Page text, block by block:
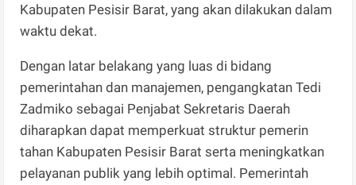
Kabupaten Pesisir Barat, yang akan dilakukan dalam
waktu dekat.
Dengan latar belakang yang luas di bidang
pemerintahan dan manajemen, pengangkatan Tedi
Zadmiko sebagai Penjabat Sekretaris Daerah
diharapkan dapat memperkuat struktur pemerin
tahan Kabupaten Pesisir Barat serta meningkatkan
pelayanan publik yang lebih optimal. Pemerintah